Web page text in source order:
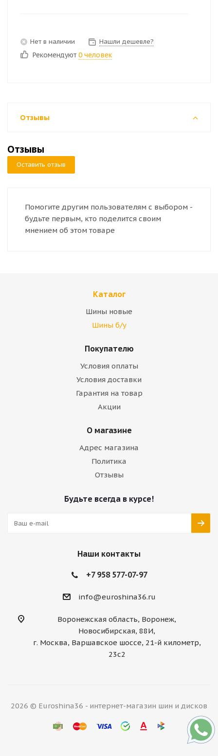
Нет в наличии Нашли дешевле?
Рекомендуют 0 человек
Отзывы
Отзывы
Оставить отзыв
Помогите другим пользователям с выбором -
будьте первым, кто поделится своим
мнением об этом товаре
Каталог
Шины новые
Шины б/у
Покупателю
Условия оплаты
Условия доставки
Гарантия на товар
Акции
О магазине
Адрес магазина
Политика
Отзывы
Будьте всегда в курсе!
Наши контакты
+7 958 577-07-97
info@euroshina36.ru
Воронежская область, Воронеж,
Новосибирская, 88И,
г. Москва, Варшавское шоссе, 21-й километр,
23с2
2026 © Euroshina36 - интернет-магазин шин и дисков